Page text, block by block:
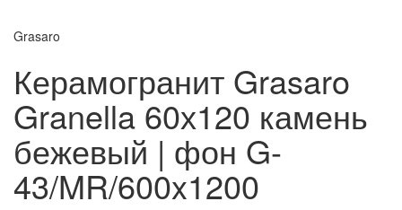
Grasaro
Керамогранит Grasaro
Granella 60х120 камень
бежевый | фон G-
43/MR/600x1200